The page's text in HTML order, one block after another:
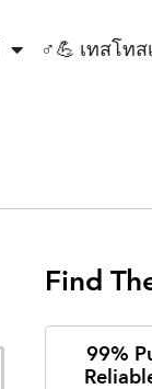
♂💪 เทสโท
Find
99%